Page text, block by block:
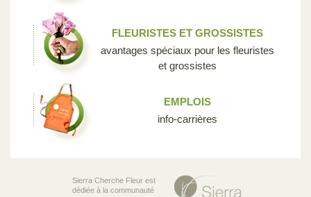
FLEURISTES ET GROSSISTES
avantages spéciaux pour les fleuristes
et grossistes
EMPLOIS
info-carrières
Sierra Cherche Fleur est
dédiée à la communauté